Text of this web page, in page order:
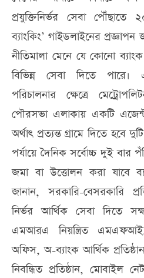
প্রযুক্তিনির্ভর সেবা পৌঁছাতে
ব্যাংকিং’ গাইডলাইনের প্রজ্ঞাপন
নীতিমালা মেনে যে কোনো
বিভিন্ন সেবা দিতে পারে।
পরিচালনার ক্ষেত্রে
পৌরসভা এলাকায় একটি
অর্থাৎ প্রত্যন্ত গ্রামে দিতে হবে
পর্যায়ে দৈনিক সর্বোচ্চ দ‍ুই বার
জমা বা উত্তোলন করা যাবে
জানান, সরকারি-বেসরকারি
নির্ভর আর্থিক সেবা দিতে
এমআরএ নিয়ন্ত্রিত
অফিস, অ-ব্যাংক আর্থিক
নিবন্ধিত প্রতিষ্ঠান, মোবাইল